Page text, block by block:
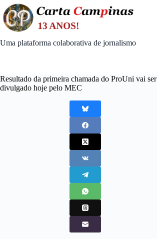
Skip
to
content
Uma plataforma colaborativa de jornalismo
Resultado da primeira chamada do ProUni vai ser
divulgado hoje pelo MEC